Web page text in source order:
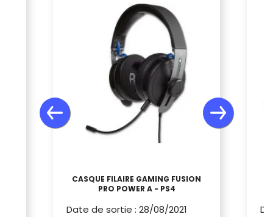
CASQUE FILAIRE GAMING FUSION
PRO POWER A - PS4
Date de sortie : 28/08/2021